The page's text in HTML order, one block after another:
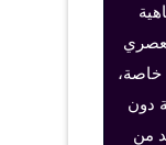
خاصة،
دون
من